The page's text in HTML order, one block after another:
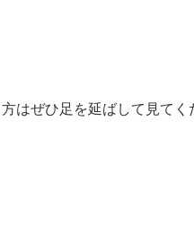
はぜひ足を延ばして見てく